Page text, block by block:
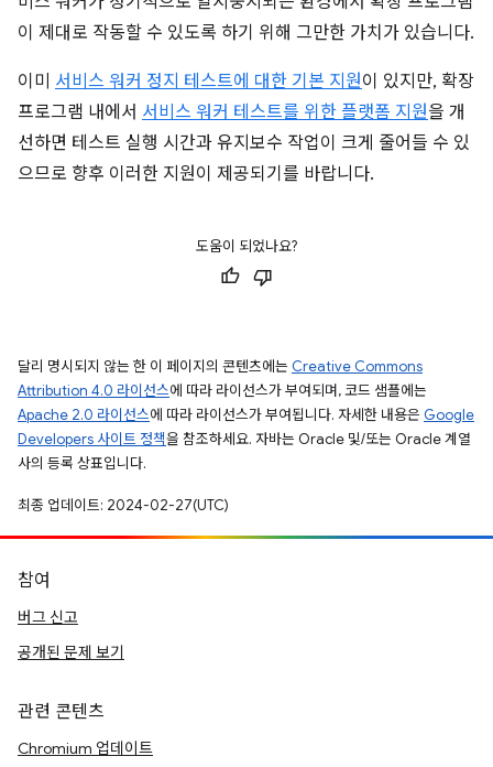
이 제대로 작동할 수 있도록 하기 위해 그만한 가치가 있습니다.
이미 서비스 워커 정지 테스트에 대한 기본 지원이 있지만, 확장
프로그램 내에서 서비스 워커 테스트를 위한 플랫폼 지원을 개
선하면 테스트 실행 시간과 유지보수 작업이 크게 줄어들 수 있
으므로 향후 이러한 지원이 제공되기를 바랍니다.
도움이 되었나요?
달리 명시되지 않는 한 이 페이지의 콘텐츠에는 Creative Commons
Attribution 4.0 라이선스에 따라 라이선스가 부여되며, 코드 샘플에는
Apache 2.0 라이선스에 따라 라이선스가 부여됩니다. 자세한 내용은 Google
Developers 사이트 정책을 참조하세요. 자바는 Oracle 및/또는 Oracle 계열
사의 등록 상표입니다.
최종 업데이트: 2024-02-27(UTC)
참여
버그 신고
공개된 문제 보기
관련 콘텐츠
Chromium 업데이트